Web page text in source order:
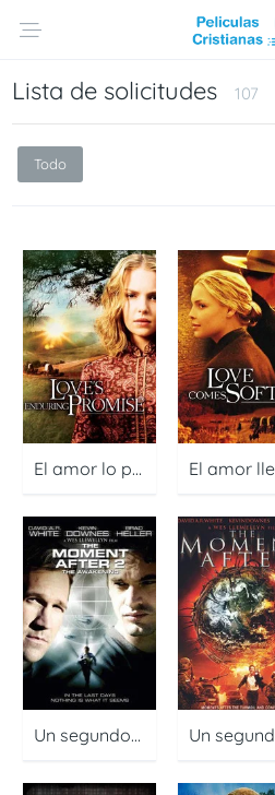
Lista de solicitudes 107
Todo
El amor lo puede todo
Un segundo después 2